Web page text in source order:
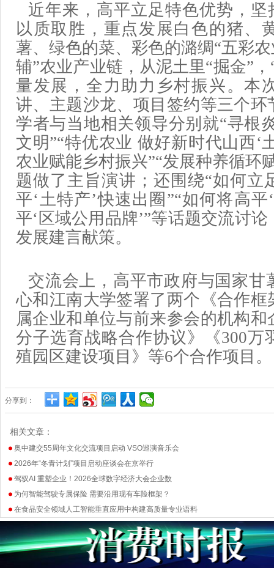
近年来，高平立足特色优势，坚
以质取胜，重点发展白色的猪、
薯、绿色的菜、彩色的潞绸“五彩
辅”农业产业链，从泥土里“掘金”
量发展，全力助力乡村振兴。本
讲、主题沙龙、项目签约等三个环
学者与当地相关领导分别就“寻根
文明”“特优农业 做好新时代山西‘
农业赋能乡村振兴”“发展种养循环
题做了主旨演讲；还围绕“如何立
平‘土特产’快速出圈”“如何将高平
平‘区域公用品牌’”等话题交流讨
发展建言献策。
交流会上，高平市政府与国家甘
心和江南大学签署了两个《合作框
属企业和单位与前来参会的机构
分子选育战略合作协议》《300万
殖园区建设项目》等6个合作项目。
分享到：
相关文章：
奥中建交55周年文化交流项目启动 VSO巡演音乐会
2026年“冬青计划”项目启动座谈会在京举行
驾驭AI 重塑企业！2026全球数字经济大会企业数
为何智能驾驶专属保险 需要沿用现有车险框架？
在食品安全领域人工智能垂直应用中构建高质量专业语料